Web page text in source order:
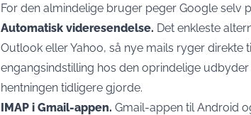
For den almindelige bruger peger Google selv
Automatisk videresendelse. Det enkleste
Outlook eller Yahoo, så nye mails ryger direkte
engangsindstilling hos den oprindelige
hentningen tidligere gjorde.
IMAP i Gmail-appen. Gmail-appen til Android